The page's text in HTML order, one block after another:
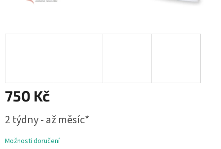
750 Kč
cena:
2 týdny - až měsíc*
Možnosti doručení